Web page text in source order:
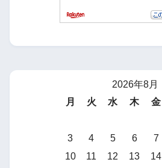
2026年8月
月
火 水 木 金
3
4 5 6 7
10
11 12 13 14